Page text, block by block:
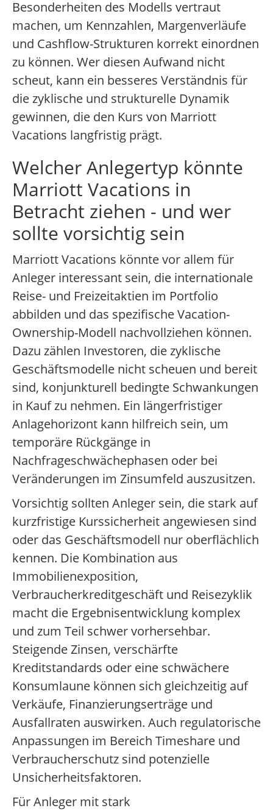
Besonderheiten des Modells vertraut
machen, um Kennzahlen, Margenverläufe
und Cashflow-Strukturen korrekt einordnen
zu können. Wer diesen Aufwand nicht
scheut, kann ein besseres Verständnis für
die zyklische und strukturelle Dynamik
gewinnen, die den Kurs von Marriott
Vacations langfristig prägt.
Welcher Anlegertyp könnte
Marriott Vacations in
Betracht ziehen - und wer
sollte vorsichtig sein
Marriott Vacations könnte vor allem für
Anleger interessant sein, die internationale
Reise- und Freizeitaktien im Portfolio
abbilden und das spezifische Vacation-
Ownership-Modell nachvollziehen können.
Dazu zählen Investoren, die zyklische
Geschäftsmodelle nicht scheuen und bereit
sind, konjunkturell bedingte Schwankungen
in Kauf zu nehmen. Ein längerfristiger
Anlagehorizont kann hilfreich sein, um
temporäre Rückgänge in
Nachfrageschwächephasen oder bei
Veränderungen im Zinsumfeld auszusitzen.
Vorsichtig sollten Anleger sein, die stark auf
kurzfristige Kurssicherheit angewiesen sind
oder das Geschäftsmodell nur oberflächlich
kennen. Die Kombination aus
Immobilienexposition,
Verbraucherkreditgeschäft und Reisezyklik
macht die Ergebnisentwicklung komplex
und zum Teil schwer vorhersehbar.
Steigende Zinsen, verschärfte
Kreditstandards oder eine schwächere
Konsumlaune können sich gleichzeitig auf
Verkäufe, Finanzierungserträge und
Ausfallraten auswirken. Auch regulatorische
Anpassungen im Bereich Timeshare und
Verbraucherschutz sind potenzielle
Unsicherheitsfaktoren.
Für Anleger mit stark